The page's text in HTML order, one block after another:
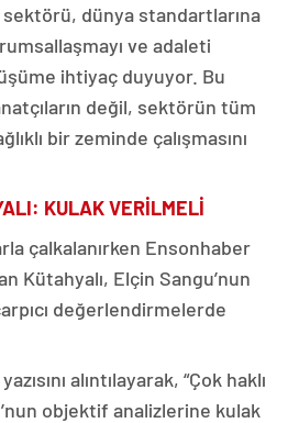
dünya standartlarına
ve adaleti
ihtiyaç duyuyor. Bu
değil, sektörün tüm
bir zeminde çalışmasını
KULAK VERİLMELİ
çalkalanırken Ensonhaber
Kütahyalı, Elçin Sangu’nun
değerlendirmelerde
alıntılayarak, “Çok haklı
objektif analizlerine kulak